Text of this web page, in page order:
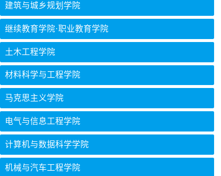
建筑与城乡规划学院
继续教育学院·职业教育学院
土木工程学院
材料科学与工程学院
马克思主义学院
电气与信息工程学院
计算机与数据科学学院
机械与汽车工程学院